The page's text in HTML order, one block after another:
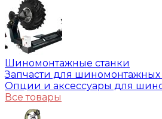
Шиномонтажные станки
Запчасти для шиномонтажных
Опции и аксессуары для
Все товары